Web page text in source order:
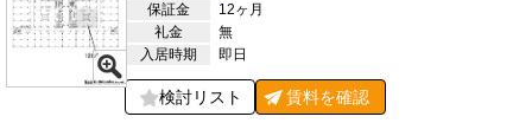
保証金
12ヶ月
礼金
無
入居時期
即日
検討リスト 賃料を確認